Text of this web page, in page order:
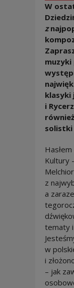
W
z
muzyki
klasyki
i
solistki
Kultury
z
a
tematy
w
i
– jak